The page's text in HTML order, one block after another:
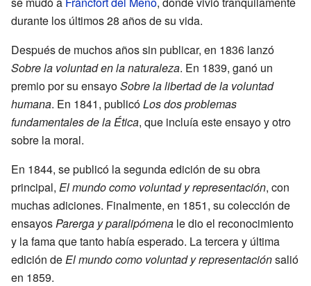
durante los últimos 28 años de su vida.
Después de muchos años sin publicar, en 1836 lanzó
Sobre la voluntad en la naturaleza. En 1839, ganó un
premio por su ensayoSobre la libertad de la voluntad
humana. En 1841, publicóLos dos problemas
fundamentales de la Ética, que incluía este ensayo y otro
sobre la moral.
En 1844, se publicó la segunda edición de su obra
principal, El mundo como voluntad y representación, con
muchas adiciones. Finalmente, en 1851, su colección de
ensayos Parerga y paralipómena le dio el reconocimiento
y la fama que tanto había esperado. La tercera y última
edición de El mundo como voluntad y representaciónsalió
en 1859.